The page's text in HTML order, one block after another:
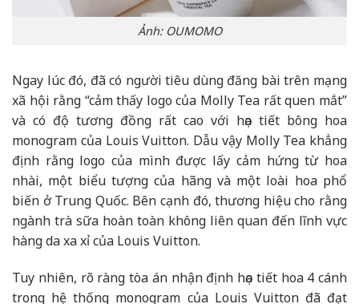
Ảnh: OUMOMO
Ngay lúc đó, đã có người tiêu dùng đăng bài trên mạng
xã hội rằng “cảm thấy logo của Molly Tea rất quen mắt”
và có độ tương đồng rất cao với họa tiết bông hoa
monogram của Louis Vuitton. Dẫu vậy Molly Tea khẳng
định rằng logo của mình được lấy cảm hứng từ hoa
nhài, một biểu tượng của hãng và một loài hoa phổ
biến ở Trung Quốc. Bên cạnh đó, thương hiệu cho rằng
ngành trà sữa hoàn toàn không liên quan đến lĩnh vực
hàng da xa xỉ của Louis Vuitton.
Tuy nhiên, rõ ràng tòa án nhận định họa tiết hoa 4 cánh
trong hệ thống monogram của Louis Vuitton đã đạt